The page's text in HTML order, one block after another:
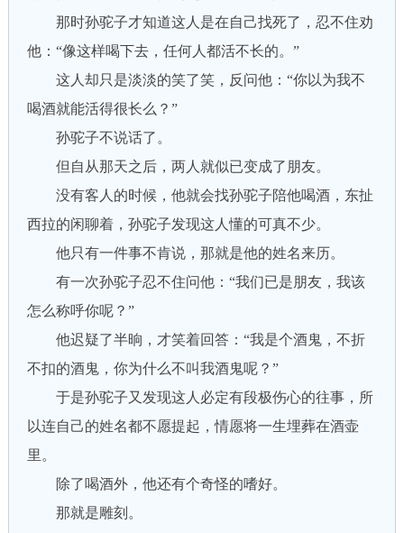
那时孙驼子才知道这人是在自己找死了，忍不住劝
他：“像这样喝下去，任何人都活不长的。”
这人却只是淡淡的笑了笑，反问他：“你以为我不
喝酒就能活得很长么？”
孙驼子不说话了。
但自从那天之后，两人就似已变成了朋友。
没有客人的时候，他就会找孙驼子陪他喝酒，东扯
西拉的闲聊着，孙驼子发现这人懂的可真不少。
他只有一件事不肯说，那就是他的姓名来历。
有一次孙驼子忍不住问他：“我们已是朋友，我该
怎么称呼你呢？”
他迟疑了半晌，才笑着回答：“我是个酒鬼，不折
不扣的酒鬼，你为什么不叫我酒鬼呢？”
于是孙驼子又发现这人必定有段极伤心的往事，所
以连自己的姓名都不愿提起，情愿将一生埋葬在酒壶
里。
除了喝酒外，他还有个奇怪的嗜好。
那就是雕刻。